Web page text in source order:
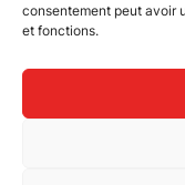
consentement peut avoir
et fonctions.
Bâtiments industriels
Bâtiments ICPE
Bâtiments tertiaires
Extension de bâtiments